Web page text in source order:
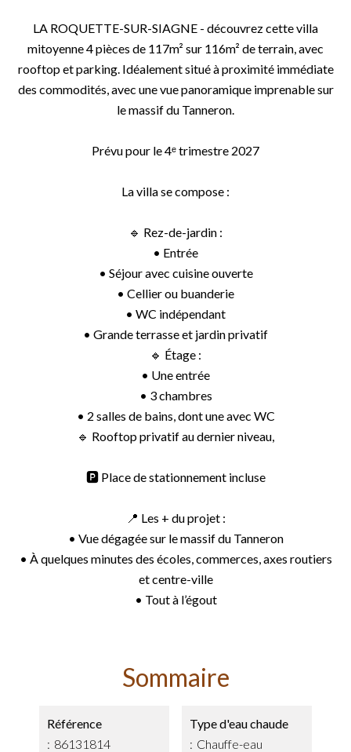
LA ROQUETTE-SUR-SIAGNE - découvrez cette villa
mitoyenne 4 pièces de 117m² sur 116m² de terrain, avec
rooftop et parking. Idéalement situé à proximité immédiate
des commodités, avec une vue panoramique imprenable sur
le massif du Tanneron.
Prévu pour le 4ᵉ trimestre 2027
La villa se compose :
🔹 Rez-de-jardin :
• Entrée
• Séjour avec cuisine ouverte
• Cellier ou buanderie
• WC indépendant
• Grande terrasse et jardin privatif
🔹 Étage :
• Une entrée
• 3 chambres
• 2 salles de bains, dont une avec WC
🔹 Rooftop privatif au dernier niveau,
🅿️ Place de stationnement incluse
📍 Les + du projet :
• Vue dégagée sur le massif du Tanneron
• À quelques minutes des écoles, commerces, axes routiers
et centre-ville
• Tout à l’égout
Sommaire
Référence
86131814
Type d'eau chaude
Chauffe-eau